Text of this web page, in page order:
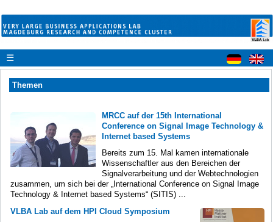
☰
Themen
MRCC auf der 15th International
Conference on Signal Image Technology &
Internet based Systems
Bereits zum 15. Mal kamen internationale
Wissenschaftler aus den Bereichen der
Signalverarbeitung und der Webtechnologien
zusammen, um sich bei der „International Conference on Signal Image
Technology & Internet based Systems“ (SITIS) ...
VLBA Lab auf dem HPI Cloud Symposium